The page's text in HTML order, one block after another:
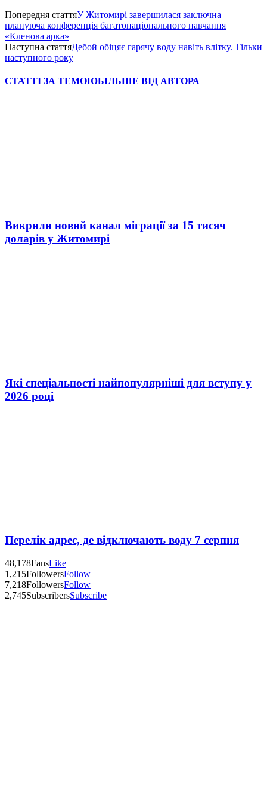
Попередня статтяУ Житомирі завершилася заключна
плануюча конференція багатонаціонального навчання
«Кленова арка»
Наступна статтяДебой обіцяє гарячу воду навіть влітку. Тільки
наступного року
СТАТТІ ЗА ТЕМОЮБІЛЬШЕ ВІД АВТОРА
Викрили новий канал міграції за 15 тисяч
доларів у Житомирі
Які спеціальності найпопулярніші для вступу у
2026 році
Перелік адрес, де відключають воду 7 серпня
48,178FansLike
1,215FollowersFollow
7,218FollowersFollow
2,745SubscribersSubscribe